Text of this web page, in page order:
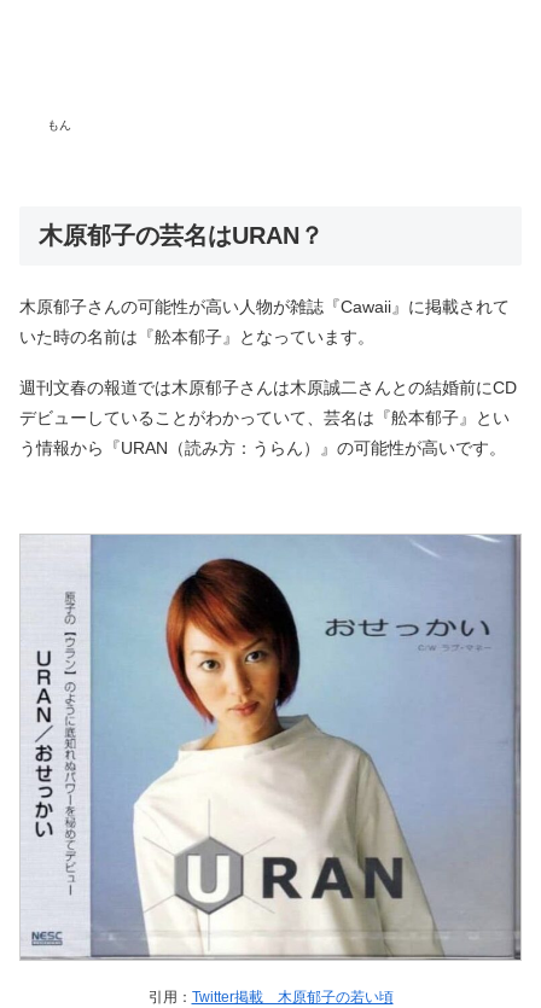
もん
木原郁子の芸名はURAN？
木原郁子さんの可能性が高い人物が雑誌『Cawaii』に掲載されて
いた時の名前は『舩本郁子』となっています。
週刊文春の報道では木原郁子さんは木原誠二さんとの結婚前にCD
デビューしていることがわかっていて、芸名は『舩本郁子』とい
う情報から『URAN（読み方：うらん）』の可能性が高いです。
引用： Twitter掲載 木原郁子の若い頃